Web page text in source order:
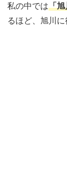
私の中では「旭
るほど、旭川